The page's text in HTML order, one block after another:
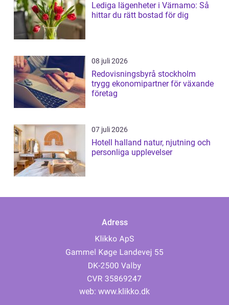
Lediga lägenheter i Värnamo: Så
hittar du rätt bostad för dig
08 juli 2026
Redovisningsbyrå stockholm
trygg ekonomipartner för växande
företag
07 juli 2026
Hotell halland natur, njutning och
personliga upplevelser
Adress
web: www.klikko.dk